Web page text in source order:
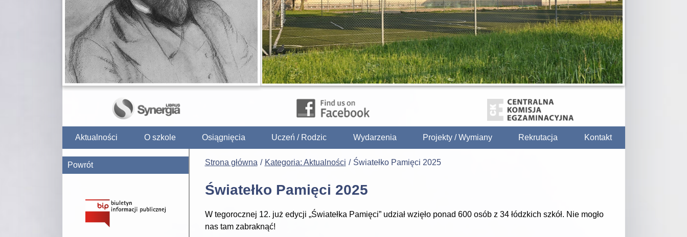
Aktualności O szkole Osiągnięcia Uczeń / Rodzic Wydarzenia Projekty / Wymiany Rekrutacja Kontakt
Strona główna Kategoria: Aktualności Światełko Pamięci 2025
Światełko Pamięci 2025
W tegorocznej 12. już edycji „Światełka Pamięci” udział wzięło ponad 600 osób z 34 łódzkich szkół. Nie mogło
nas tam zabraknąć!
Powrót